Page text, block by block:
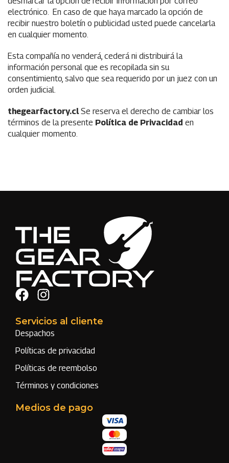
electrónico. En caso de que haya marcado la opción de
recibir nuestro boletín o publicidad usted puede cancelarla
en cualquier momento.
Esta compañía no venderá, cederá ni distribuirá la
información personal que es recopilada sin su
consentimiento, salvo que sea requerido por un juez con un
orden judicial.
thegearfactory.clSe reserva el derecho de cambiar los
términos de la presente Política de Privacidad en
cualquier momento.
Servicios al cliente
Despachos
Políticas de privacidad
Políticas de reembolso
Términos y condiciones
Medios de pago